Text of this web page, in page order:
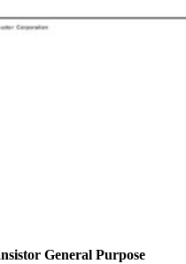
General Purpose